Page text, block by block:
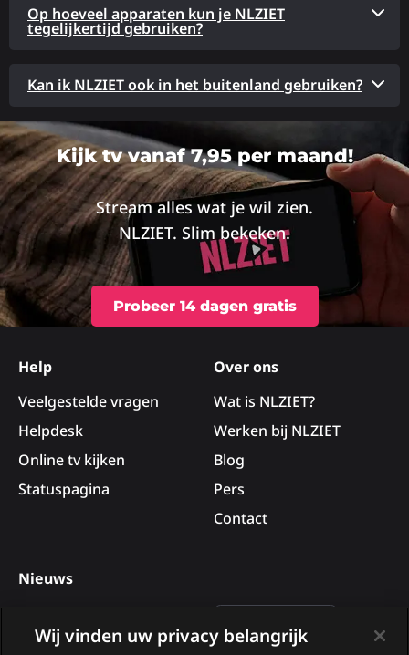
Op hoeveel apparaten kun je NLZIET
tegelijkertijd gebruiken?
Kan ik NLZIET ook in het buitenland gebruiken?
Kijk tv vanaf 7,95 per maand!
Stream alles wat je wil zien.
NLZIET. Slim bekeken.
Probeer 14 dagen gratis
footer
Help
Veelgestelde vragen
Helpdesk
Online tv kijken
Statuspagina
Over ons
Wat is NLZIET?
Werken bij NLZIET
Blog
Pers
Contact
Nieuws
Deelnemers van B&B Vol
Liefde 2026
Wij vinden uw privacy belangrijk